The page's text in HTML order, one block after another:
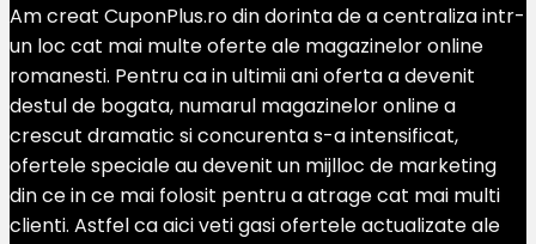
Am creat CuponPlus.ro din dorinta de a centraliza intr-
un loc cat mai multe oferte ale magazinelor online
romanesti. Pentru ca in ultimii ani oferta a devenit
destul de bogata, numarul magazinelor online a
crescut dramatic si concurenta s-a intensificat,
ofertele speciale au devenit un mijlloc de marketing
din ce in ce mai folosit pentru a atrage cat mai multi
clienti. Astfel ca aici veti gasi ofertele actualizate ale